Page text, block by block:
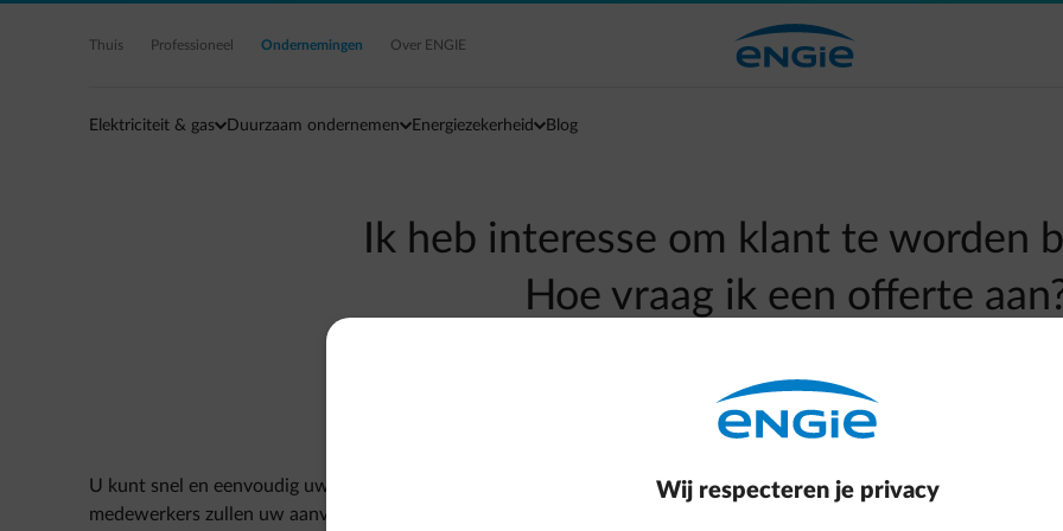
Ga naar de hoofdinhoud
Thuis Professioneel Ondernemingen Over ENGIE
Elektriciteit & gas Duurzaam ondernemen Energiezekerheid Blog
Ik heb interesse om klant te worden
Hoe vraag ik een offerte
Naar alle meestgestelde vragen
U kunt snel en eenvoudig uw offerte online aanvragen via het formulier voor ondernemingen en openbare instellingen.
medewerkers zullen uw aanvraag behandelen en u vervolgens een offerte op maat bezorgen die u eveneens online zal
Wij respecteren je privacy